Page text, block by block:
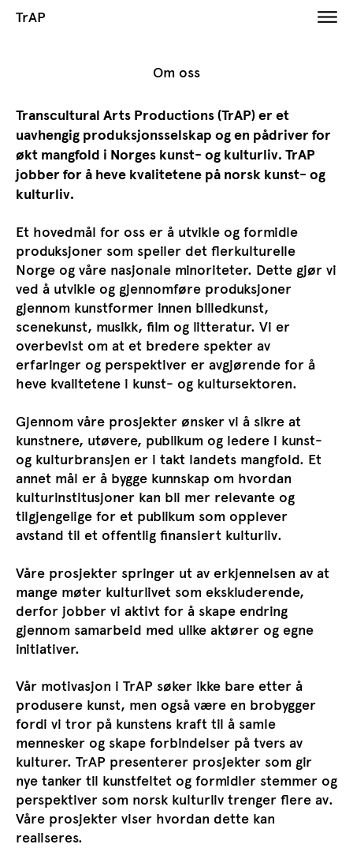
TrAP
Om oss
Transcultural Arts Productions (TrAP) er et
uavhengig produksjonsselskap og en pådriver for
økt mangfold i Norges kunst- og kulturliv. TrAP
jobber for å heve kvalitetene på norsk kunst- og
kulturliv.
Et hovedmål for oss er å utvikle og formidle
produksjoner som speiler det flerkulturelle
Norge og våre nasjonale minoriteter. Dette gjør vi
ved å utvikle og gjennomføre produksjoner
gjennom kunstformer innen billedkunst,
scenekunst, musikk, film og litteratur. Vi er
overbevist om at et bredere spekter av
erfaringer og perspektiver er avgjørende for å
heve kvalitetene i kunst- og kultursektoren.
Gjennom våre prosjekter ønsker vi å sikre at
kunstnere, utøvere, publikum og ledere i kunst-
og kulturbransjen er i takt landets mangfold. Et
annet mål er å bygge kunnskap om hvordan
kulturinstitusjoner kan bli mer relevante og
tilgjengelige for et publikum som opplever
avstand til et offentlig finansiert kulturliv.
Våre prosjekter springer ut av erkjennelsen av at
mange møter kulturlivet som ekskluderende,
derfor jobber vi aktivt for å skape endring
gjennom samarbeid med ulike aktører og egne
initiativer.
Vår motivasjon i TrAP søker ikke bare etter å
produsere kunst, men også være en brobygger
fordi vi tror på kunstens kraft til å samle
mennesker og skape forbindelser på tvers av
kulturer. TrAP presenterer prosjekter som gir
nye tanker til kunstfeltet og formidler stemmer og
perspektiver som norsk kulturliv trenger flere av.
Våre prosjekter viser hvordan dette kan
realiseres.